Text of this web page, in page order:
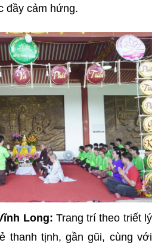
đầy cảm hứng.
Long: Trang trí theo triết lý
thanh tịnh, gần gũi, cùng với